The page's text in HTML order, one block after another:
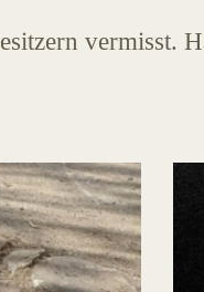
vermisst.